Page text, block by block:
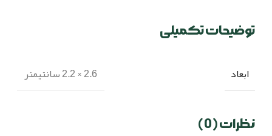
توضیحات تکمیلی
ابعاد 2.6 × 2.2 سانتیمتر
نظرات (0)